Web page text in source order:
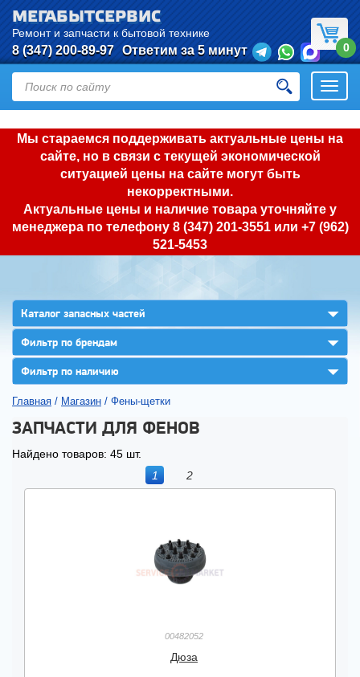
Мы стараемся поддерживать актуальные цены на
сайте, но в связи с текущей экономической
ситуацией цены на сайте могут быть
некорректными.
Актуальные цены и наличие товара уточняйте у
менеджера по телефону 8 (347) 201-3551или +7 (962)
521-5453
МЕГАБЫТСЕРВИС
Ремонт и запчасти к бытовой технике
8 (347) 200-89-97 Ответим за 5 минут 0
Каталог запасных частей ▼
Фильтр по брендам ▼
Фильтр по наличию ▼
Главная / Магазин / Фены-щетки
ЗАПЧАСТИ ДЛЯ ФЕНОВ
Найдено товаров: 45 шт.
1
2
00482052
Дюза